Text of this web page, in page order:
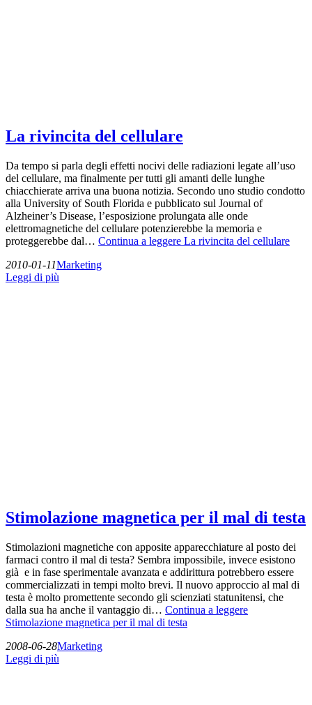
La rivincita del cellulare
Da tempo si parla degli effetti nocivi delle radiazioni legate all’uso
del cellulare, ma finalmente per tutti gli amanti delle lunghe
chiacchierate arriva una buona notizia. Secondo uno studio condotto
alla University of South Florida e pubblicato sul Journal of
Alzheiner’s Disease, l’esposizione prolungata alle onde
elettromagnetiche del cellulare potenzierebbe la memoria e
proteggerebbe dal… Continua a leggere La rivincita del cellulare
2010-01-11Marketing
Leggi di più
Stimolazione magnetica per il mal di testa
Stimolazioni magnetiche con apposite apparecchiature al posto dei
farmaci contro il mal di testa? Sembra impossibile, invece esistono
già e in fase sperimentale avanzata e addirittura potrebbero essere
commercializzati in tempi molto brevi. Il nuovo approccio al mal di
testa è molto promettente secondo gli scienziati statunitensi, che
dalla sua ha anche il vantaggio di… Continua a leggere
Stimolazione magnetica per il mal di testa
2008-06-28Marketing
Leggi di più